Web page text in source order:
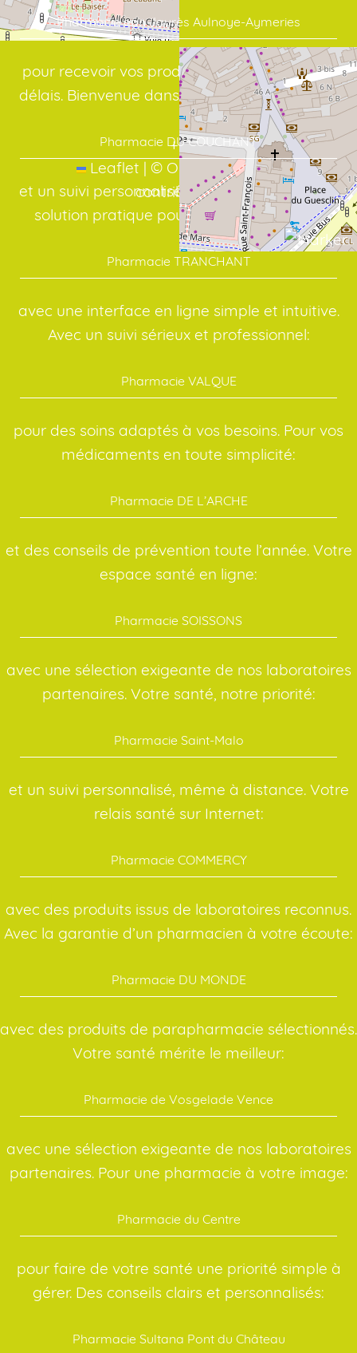
+−
Leaflet | © OpenStreetMap
contributors
Pharmacie ean Jaurès Aulnoye-Aymeries
pour recevoir vos produits dans les meilleurs
délais. Bienvenue dans votre officine en ligne:
Pharmacie DU COUCHANT
et un suivi personnalisé, même à distance. La
solution pratique pour vos médicaments:
Pharmacie TRANCHANT
avec une interface en ligne simple et intuitive.
Avec un suivi sérieux et professionnel:
Pharmacie VALQUE
pour des soins adaptés à vos besoins. Pour vos
médicaments en toute simplicité:
Pharmacie DE L’ARCHE
et des conseils de prévention toute l’année. Votre
espace santé en ligne:
Pharmacie SOISSONS
avec une sélection exigeante de nos laboratoires
partenaires. Votre santé, notre priorité:
Pharmacie Saint-Malo
et un suivi personnalisé, même à distance. Votre
relais santé sur Internet:
Pharmacie COMMERCY
avec des produits issus de laboratoires reconnus.
Avec la garantie d’un pharmacien à votre écoute:
Pharmacie DU MONDE
avec des produits de parapharmacie sélectionnés.
Votre santé mérite le meilleur:
Pharmacie de Vosgelade Vence
avec une sélection exigeante de nos laboratoires
partenaires. Pour une pharmacie à votre image:
Pharmacie du Centre
pour faire de votre santé une priorité simple à
gérer. Des conseils clairs et personnalisés:
Pharmacie Sultana Pont du Château